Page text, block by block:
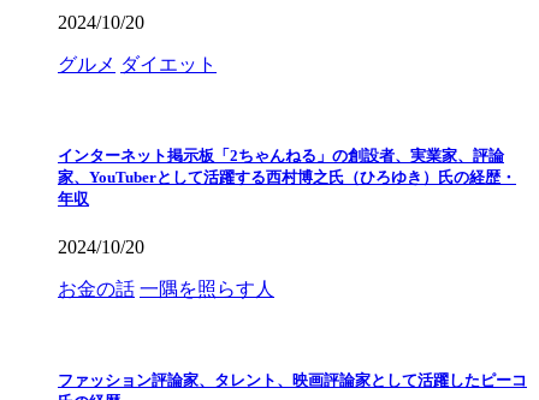
2024/10/20
グルメ ダイエット
インターネット掲示板「2ちゃんねる」の創設者、実業家、評論
家、YouTuberとして活躍する西村博之氏（ひろゆき）氏の経歴・
年収
2024/10/20
お金の話 一隅を照らす人
ファッション評論家、タレント、映画評論家として活躍したピーコ